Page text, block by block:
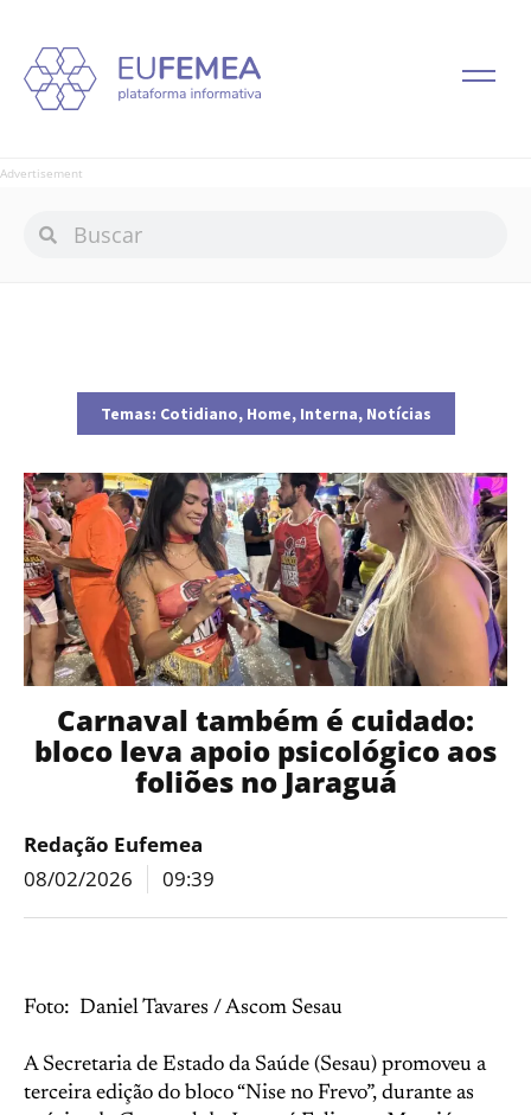
Advertisement
Temas: Cotidiano, Home, Interna, Notícias
Carnaval também é cuidado:
bloco leva apoio psicológico aos
foliões no Jaraguá
Redação Eufemea
08/02/2026
09:39
Foto: Daniel Tavares / Ascom Sesau
A Secretaria de Estado da Saúde (Sesau) promoveu a
terceira edição do bloco “Nise no Frevo”, durante as